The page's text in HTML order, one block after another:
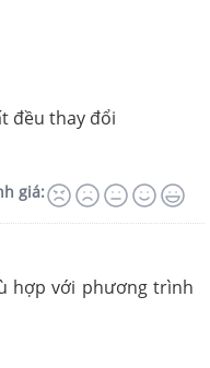
đều thay đổi
giá:
hợp với phương trình